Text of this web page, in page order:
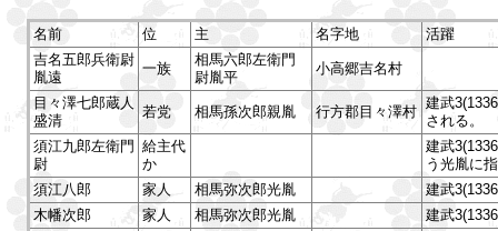
名前 位 主 名字地
活躍
吉名五郎兵衛尉
胤遠
一族
相馬六郎左衛門
尉胤平
小高郷吉名村
目々澤七郎蔵人
盛清
若党 相馬孫次郎親胤 行方郡目々澤村
建武
される。
須江九郎左衛門
尉
給主代
か
建武
う光胤に
須江八郎
家人 相馬弥次郎光胤
建武
木幡次郎
家人 相馬弥次郎光胤
建武